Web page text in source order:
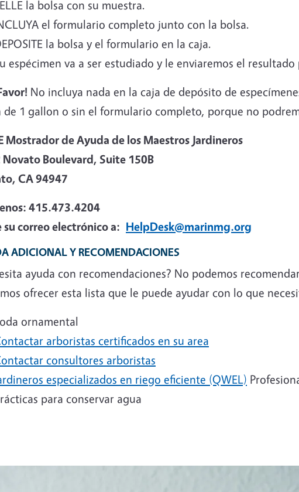
la bolsa con su muestra.
el formulario completo junto con la bolsa.
la bolsa y el formulario en la caja.
espécimen va a ser estudiado y le enviaremos el
No incluya nada en la caja de depósito de
de 1 gallon o sin el formulario completo, porque no
Mostrador de Ayuda de los Maestros Jardineros
Novato Boulevard, Suite 150B
CA 94947
415.473.4204
su correo electrónico a: HelpDesk@marinmg.org
ADICIONAL Y RECOMENDACIONES
ayuda con recomendaciones? No podemos
ofrecer esta lista que le puede ayudar con lo que
ornamental
arboristas certificados en su area
consultores arboristas
especializados en riego eficiente (QWEL)
para conservar agua